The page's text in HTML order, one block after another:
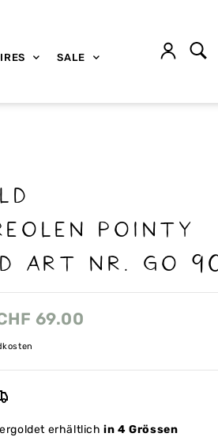
SALE
POINTY
ART NR. GO
69.00
erhältlichin 4 Grössen